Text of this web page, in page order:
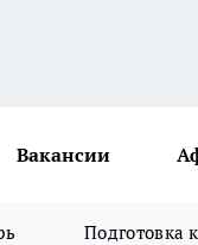
Вакансии
Подготовка